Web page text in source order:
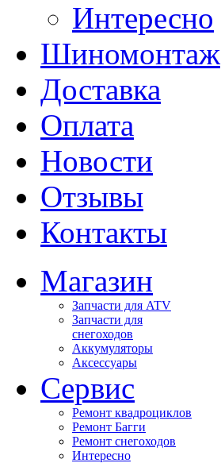
Интересно
Шиномонтаж
Доставка
Оплата
Новости
Отзывы
Контакты
Магазин
Запчасти для ATV
Запчасти для
снегоходов
Аккумуляторы
Аксессуары
Сервис
Ремонт квадроциклов
Ремонт Багги
Ремонт снегоходов
Интересно